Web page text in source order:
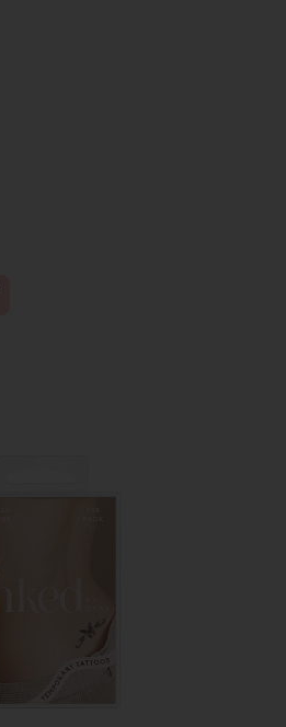
CORALIE
ICON TO SEE MORE OPTIONS
ТАТУИРОВКИ Y2K NOSTALGIA